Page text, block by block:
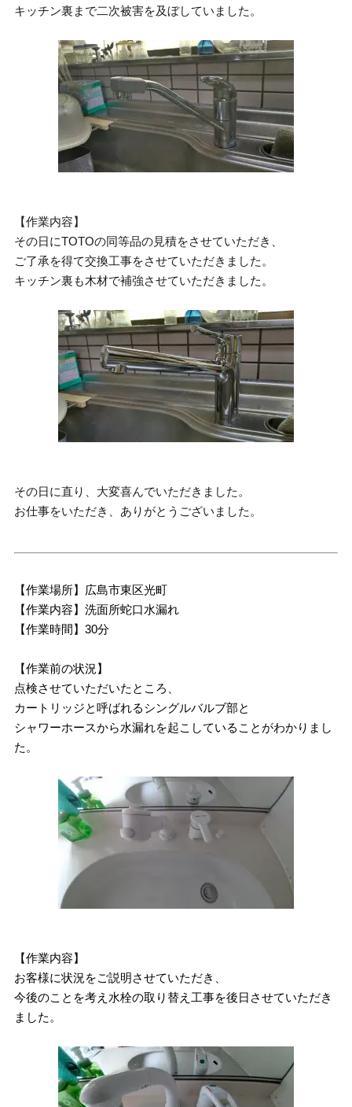
キッチン裏まで二次被害を及ぼしていました。
【作業内容】
その日にTOTOの同等品の見積をさせていただき、
ご了承を得て交換工事をさせていただきました。
キッチン裏も木材で補強させていただきました。
その日に直り、大変喜んでいただきました。
お仕事をいただき、ありがとうございました。
【作業場所】広島市東区光町
【作業内容】洗面所蛇口水漏れ
【作業時間】30分
【作業前の状況】
点検させていただいたところ、
カートリッジと呼ばれるシングルバルブ部と
シャワーホースから水漏れを起こしていることがわかりまし
た。
【作業内容】
お客様に状況をご説明させていただき、
今後のことを考え水栓の取り替え工事を後日させていただき
ました。